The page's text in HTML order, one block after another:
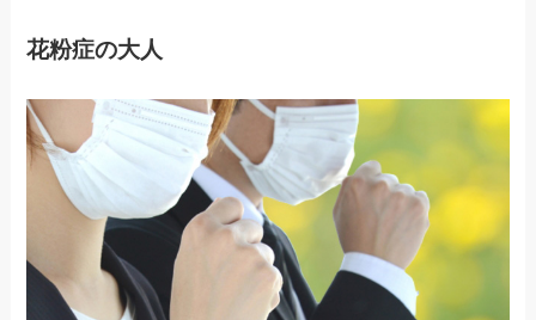
花粉症の大人